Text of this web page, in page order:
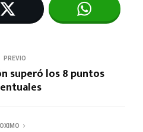
PREVIO
superó los 8 puntos